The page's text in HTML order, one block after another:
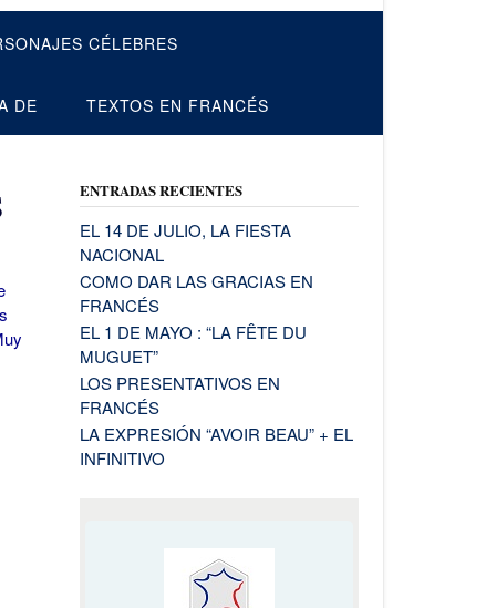
CÉLEBRES
DE TEXTOS EN FRANCÉS
ENTRADAS RECIENTES
EL 14 DE JULIO, LA FIESTA
NACIONAL
COMO DAR LAS GRACIAS EN
FRANCÉS
EL 1 DE MAYO : “LA FÊTE DU
MUGUET”
LOS PRESENTATIVOS EN
FRANCÉS
LA EXPRESIÓN “AVOIR BEAU” + EL
INFINITIVO